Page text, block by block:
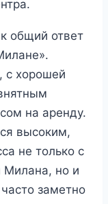
общий ответ
с хорошей
на аренду.
высоким,
не только с
Милана, но и
заметно